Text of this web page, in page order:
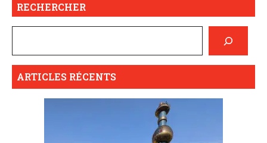
RECHERCHER
ARTICLES RÉCENTS